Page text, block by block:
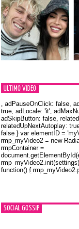
ULTIMO VIDEO
Orlando Bloom e la t-
, adPauseOnClick: false,
true, adLocale: 'it',
adSkipButton: false,
relatedUpNextAutoplay:
false } var elementID =
rmp_myVideo2 = new
rmpContainer =
function() {
SOCIAL GOSSIP